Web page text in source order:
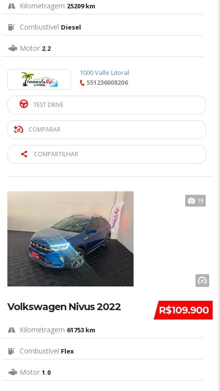
Kilometragem 25209 km
Combustível Diesel
Motor 2.2
1000 Valle Litoral
551236008206
TEST DRIVE
COMPARAR
COMPARTILHAR
19
R$109.900
Volkswagen Nivus 2022
Kilometragem 61753 km
Combustível Flex
Motor 1.0